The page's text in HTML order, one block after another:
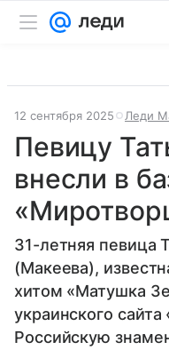
12 сентября 2025 Леди
Певицу
внесли в
31-летняя певица
(Макеева),
хитом «Матушка
украинского
Российскую